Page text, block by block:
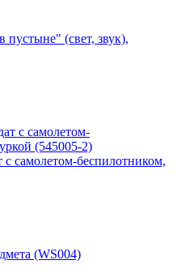
(свет, звук),
самолетом-беспилотником,